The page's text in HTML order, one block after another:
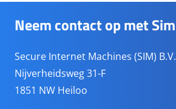
Neem contact op met Sim
Secure Internet Machines (SIM) B.V.
Nijverheidsweg 31-F
1851 NW Heiloo